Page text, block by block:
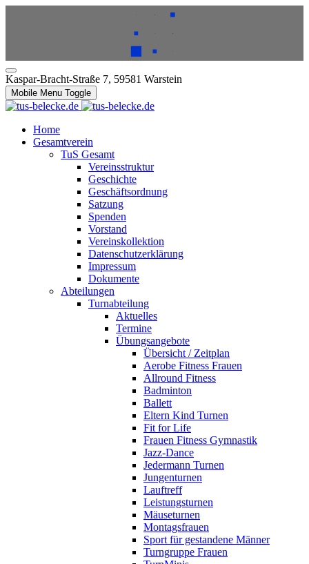
Kaspar-Bracht-Straße 7, 59581 Warstein
Mobile Menu Toggle
Home
Gesamtverein
TuS Gesamt
Vereinsstruktur
Geschichte
Geschäftsordnung
Satzung
Spenden
Vorstand
Vereinskollektion
Datenschutzerklärung
Impressum
Dokumente
Abteilungen
Turnabteilung
Aktuelles
Termine
Übungsangebote
Übersicht / Zeitplan
Aerobe Fitness Frauen
Allround Fitness
Badminton
Ballett
Eltern Kind Turnen
Fit for Life
Frauen Fitness Gymnastik
Jazz-Dance
Jedermann Turnen
Jungenturnen
Lauftreff
Leistungsturnen
Mäuseturnen
Montagsfrauen
Sport für gestandene Männer
Turngruppe Frauen